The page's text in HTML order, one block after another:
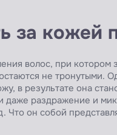
за кожей
волос, при котором
не тронутыми.
в результате она
даже раздражение и
Что он собой